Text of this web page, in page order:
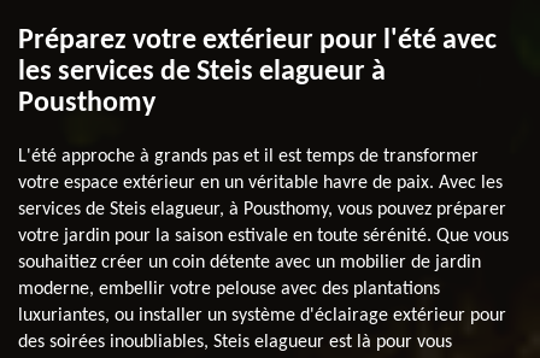
Préparez votre extérieur pour l'été avec
les services de Steis elagueur à
Pousthomy
L'été approche à grands pas et il est temps de transformer
votre espace extérieur en un véritable havre de paix. Avec les
services de Steis elagueur, à Pousthomy, vous pouvez préparer
votre jardin pour la saison estivale en toute sérénité. Que vous
souhaitiez créer un coin détente avec un mobilier de jardin
moderne, embellir votre pelouse avec des plantations
luxuriantes, ou installer un système d'éclairage extérieur pour
des soirées inoubliables, Steis elagueur est là pour vous